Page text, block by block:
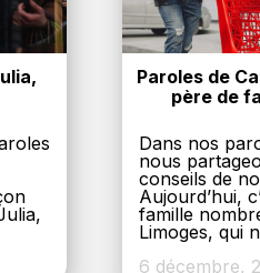
Paroles de
père de
Dans nos
nous
conseils de
Aujourd’hui,
famille
Limoges, qui
6 décembre,